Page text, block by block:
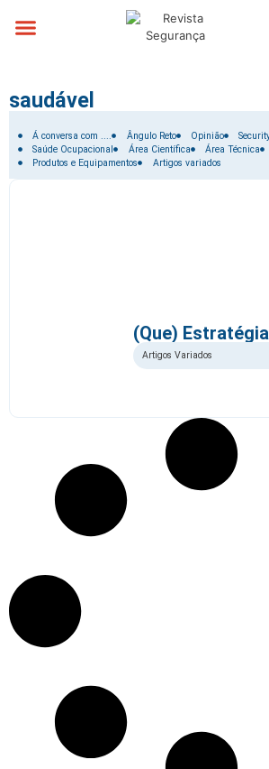
saudável
Filtrar por:
Á conversa com .... Ângulo Reto Opinião
Saúde Ocupacional
Área Científica Área Técnica
Produtos e Equipamentos
Artigos variados
(Que)
Artigos Variados